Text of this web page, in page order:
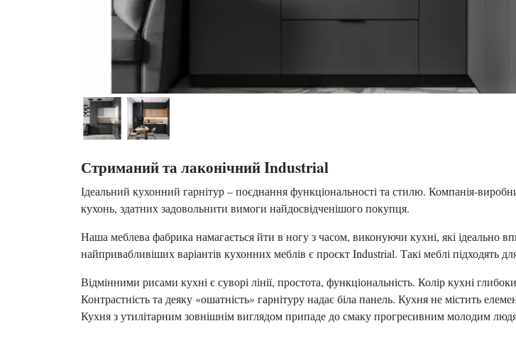
Стриманий та лаконічний Industrial
Ідеальний кухонний гарнітур – поєднання функціональності та стилю. Компанія-
кухонь, здатних задовольнити вимоги найдосвідченішого покупця.
Наша меблева фабрика намагається йти в ногу з часом, виконуючи кухні, які ідеально
найпривабливіших варіантів кухонних меблів є проєкт Industrial. Такі меблі підходять
Відмінними рисами кухні є суворі лінії, простота, функціональність. Колір кухні
Контрастність та деяку «ошатність» гарнітуру надає біла панель. Кухня не містить
Кухня з утилітарним зовнішнім виглядом припаде до смаку прогресивним молодим